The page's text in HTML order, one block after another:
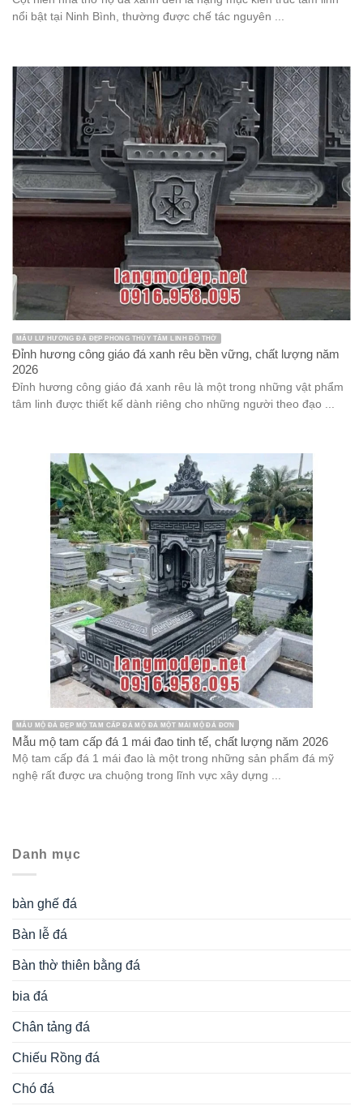
Chiếu Rồng đá
Chưa được phân loại
Công trình
Cổng đá
Cột hiên
Cột Đá
Cột đồng trụ
Cuốn thư đá
Kiến trúc đá
Lan can đá
Lăng mộ đá
Lăng mộ đá đẹp
Mẫu lăng thờ chung
Mẫu lư hương đá đẹp
mẫu miếu thờ thần linh bằng đá
Mẫu mộ đá tròn
Mẫu mộ đá đẹp
Mẫu mộ đá đôi đẹp
miếu thờ thần linh
miếu thờ thần linh bằng đá
Miếu thờ đá
miếu thờ đá
Mộ tam cấp đá
mộ đá an táng 1 lần
Mộ đá ba mái
Mộ đá hai mái
Mộ đá hậu bành
Mộ đá hình bát giác
Mộ đá hoa cương
Mộ đá không mái
Mộ đá liền kề